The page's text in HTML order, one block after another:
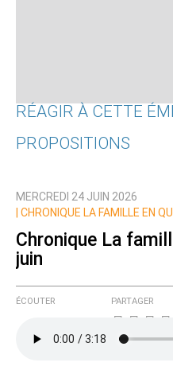
RÉAGIR À CETTE
Nom
Ajoutez votre
PROPOSITIONS
MERCREDI 24 JUIN 2026
CHRONIQUE LA FAMILLE EN
Chronique La
juin
ÉCOUTER PARTAGER